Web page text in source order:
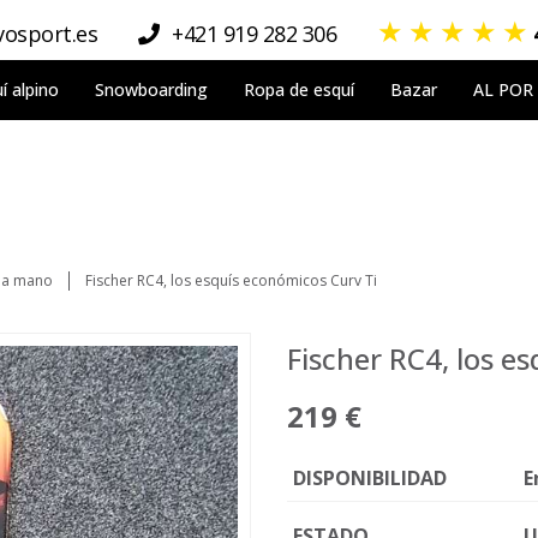
+421 919 282 306 ★ ★ ★ ★ ★
alpino Snowboarding Ropa de esquí Bazar AL
mano Fischer RC4, los esquís económicos Curv Ti
Fischer RC4, los
219 €
DISPONIBILIDAD